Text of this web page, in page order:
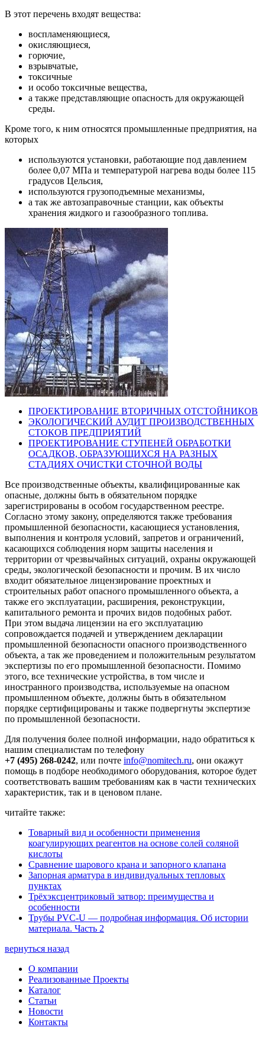
В этот перечень входят вещества:
воспламеняющиеся,
окисляющиеся,
горючие,
взрывчатые,
токсичные
и особо токсичные вещества,
а также представляющие опасность для окружающей
среды.
Кроме того, к ним относятся промышленные предприятия, на
которых
используются установки, работающие под давлением
более 0,07 МПа и температурой нагрева воды более 115
градусов Цельсия,
используются грузоподъемные механизмы,
а так же автозаправочные станции, как объекты
хранения жидкого и газообразного топлива.
ПРОЕКТИРОВАНИЕ ВТОРИЧНЫХ ОТСТОЙНИКОВ
ЭКОЛОГИЧЕСКИЙ АУДИТ ПРОИЗВОДСТВЕННЫХ
СТОКОВ ПРЕДПРИЯТИЙ
ПРОЕКТИРОВАНИЕ СТУПЕНЕЙ ОБРАБОТКИ
ОСАДКОВ, ОБРАЗУЮЩИХСЯ НА РАЗНЫХ
СТАДИЯХ ОЧИСТКИ СТОЧНОЙ ВОДЫ
Все производственные объекты, квалифицированные как
опасные, должны быть в обязательном порядке
зарегистрированы в особом государственном реестре.
Согласно этому закону, определяются также требования
промышленной безопасности, касающиеся установления,
выполнения и контроля условий, запретов и ограничений,
касающихся соблюдения норм защиты населения и
территории от чрезвычайных ситуаций, охраны окружающей
среды, экологической безопасности и прочим. В их число
входит обязательное лицензирование проектных и
строительных работ опасного промышленного объекта, а
также его эксплуатации, расширения, реконструкции,
капитального ремонта и прочих видов подобных работ.
При этом выдача лицензии на его эксплуатацию
сопровождается подачей и утверждением декларации
промышленной безопасности опасного производственного
объекта, а так же проведением и положительным результатом
экспертизы по его промышленной безопасности. Помимо
этого, все технические устройства, в том числе и
иностранного производства, используемые на опасном
промышленном объекте, должны быть в обязательном
порядке сертифицированы и также подвергнуты экспертизе
по промышленной безопасности.
Для получения более полной информации, надо обратиться к
нашим специалистам по телефону
+7 (495) 268-0242, или почте info@nomitech.ru, они окажут
помощь в подборе необходимого оборудования, которое будет
соответствовать вашим требованиям как в части технических
характеристик, так и в ценовом плане.
читайте также:
Товарный вид и особенности применения
коагулирующих реагентов на основе солей соляной
кислоты
Сравнение шарового крана и запорного клапана
Запорная арматура в индивидуальных тепловых
пунктах
Трёхэксцентриковый затвор: преимущества и
особенности
Трубы PVC-U — подробная информация. Об истории
материала. Часть 2
вернуться назад
О компании
Реализованные Проекты
Каталог
Статьи
Новости
Контакты